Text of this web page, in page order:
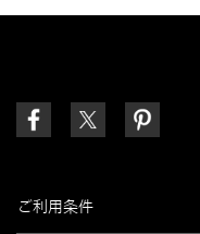
ご利用条件